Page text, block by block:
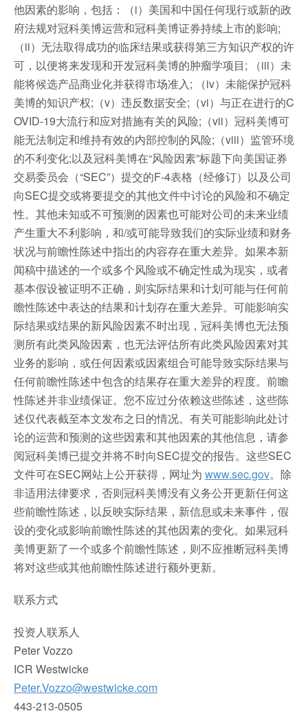
他因素的影响，包括：（i）美国和中国任何现行或新的政
府法规对冠科美博运营和冠科美博证券持续上市的影响;
（ii）无法取得成功的临床结果或获得第三方知识产权的许
可，以便将来发现和开发冠科美博的肿瘤学项目; （iii）未
能将候选产品商业化并获得市场准入; （iv）未能保护冠科
美博的知识产权;（v）违反数据安全;（vi）与正在进行的C
OVID-19大流行和应对措施有关的风险;（vii）冠科美博可
能无法制定和维持有效的内部控制的风险;（viii）监管环境
的不利变化;以及冠科美博在“风险因素”标题下向美国证券
交易委员会（“SEC”）提交的F-4表格（经修订）以及公司
向SEC提交或将要提交的其他文件中讨论的风险和不确定
性。其他未知或不可预测的因素也可能对公司的未来业绩
产生重大不利影响，和/或可能导致我们的实际业绩和财务
状况与前瞻性陈述中指出的内容存在重大差异。如果本新
闻稿中描述的一个或多个风险或不确定性成为现实，或者
基本假设被证明不正确，则实际结果和计划可能与任何前
瞻性陈述中表达的结果和计划存在重大差异。可能影响实
际结果或结果的新风险因素不时出现，冠科美博也无法预
测所有此类风险因素，也无法评估所有此类风险因素对其
业务的影响，或任何因素或因素组合可能导致实际结果与
任何前瞻性陈述中包含的结果存在重大差异的程度。前瞻
性陈述并非业绩保证。您不应过分依赖这些陈述，这些陈
述仅代表截至本文发布之日的情况。有关可能影响此处讨
论的运营和预测的这些因素和其他因素的其他信息，请参
阅冠科美博已提交并将不时向SEC提交的报告。这些SEC
文件可在SEC网站上公开获得，网址为 www.sec.gov。除
非适用法律要求，否则冠科美博没有义务公开更新任何这
些前瞻性陈述，以反映实际结果，新信息或未来事件，假
设的变化或影响前瞻性陈述的其他因素的变化。如果冠科
美博更新了一个或多个前瞻性陈述，则不应推断冠科美博
将对这些或其他前瞻性陈述进行额外更新。
联系方式
投资人联系人
Peter Vozzo
ICR Westwicke
Peter.Vozzo@westwicke.com
443-213-0505